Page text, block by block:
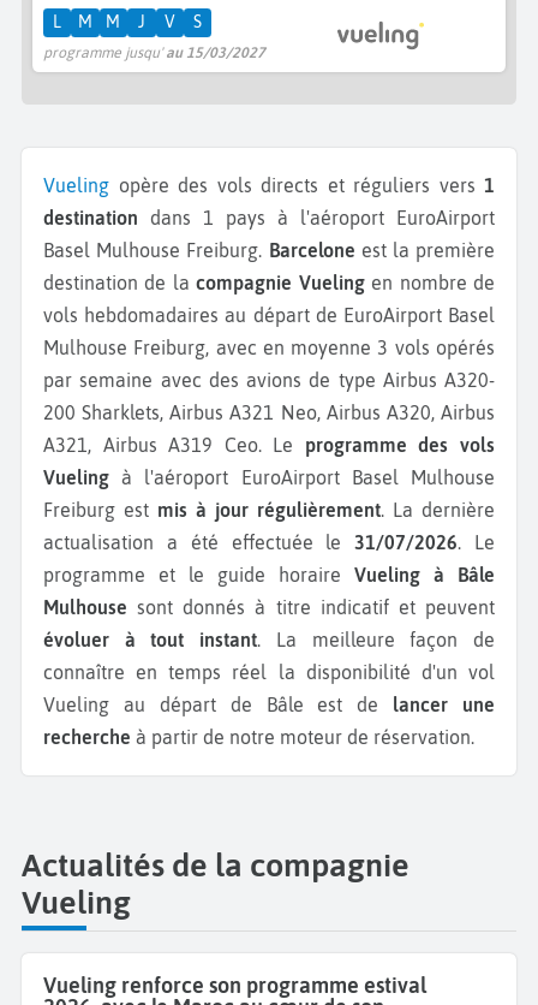
programme jusqu'au 15/03/2027
L M M J V S
Vueling opère des vols directs et réguliers vers 1
destination dans 1 pays à l'aéroport EuroAirport
Basel Mulhouse Freiburg. Barcelone est la première
destination de lacompagnie Vuelingen nombre de
vols hebdomadaires au départ de EuroAirport Basel
Mulhouse Freiburg, avec en moyenne 3 vols opérés
par semaine avec des avions de type Airbus A320-
200 Sharklets, Airbus A321 Neo, Airbus A320, Airbus
A321, Airbus A319 Ceo. Le programme des vols
Vueling à l'aéroport EuroAirport Basel Mulhouse
Freiburg est mis à jour régulièrement. La dernière
actualisation a été effectuée le31/07/2026. Le
programme et le guide horaire Vueling à Bâle
Mulhouse sont donnés à titre indicatif et peuvent
évoluer à tout instant. La meilleure façon de
connaître en temps réel la disponibilité d'un vol
Vueling au départ de Bâle est de lancer une
recherche à partir de notre moteur de réservation.
Actualités de la compagnie
Vueling
Vueling renforce son programme estival